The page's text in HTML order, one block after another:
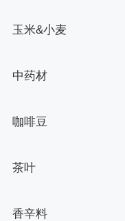
玉米&小麦
中药材
咖啡豆
茶叶
香辛料